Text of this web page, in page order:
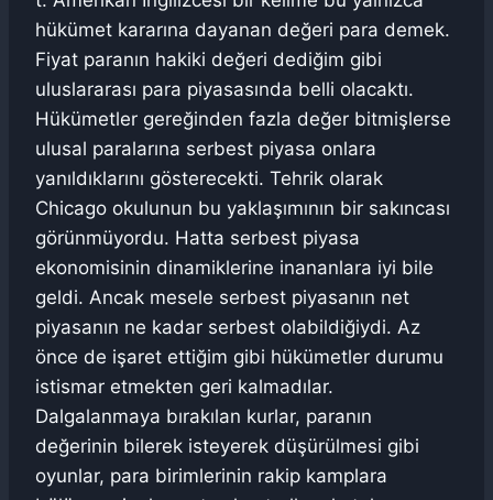
hükümet kararına dayanan değeri para demek.
Fiyat paranın hakiki değeri dediğim gibi
uluslararası para piyasasında belli olacaktı.
Hükümetler gereğinden fazla değer bitmişlerse
ulusal paralarına serbest piyasa onlara
yanıldıklarını gösterecekti. Tehrik olarak
Chicago okulunun bu yaklaşımının bir sakıncası
görünmüyordu. Hatta serbest piyasa
ekonomisinin dinamiklerine inananlara iyi bile
geldi. Ancak mesele serbest piyasanın net
piyasanın ne kadar serbest olabildiğiydi. Az
önce de işaret ettiğim gibi hükümetler durumu
istismar etmekten geri kalmadılar.
Dalgalanmaya bırakılan kurlar, paranın
değerinin bilerek isteyerek düşürülmesi gibi
oyunlar, para birimlerinin rakip kamplara